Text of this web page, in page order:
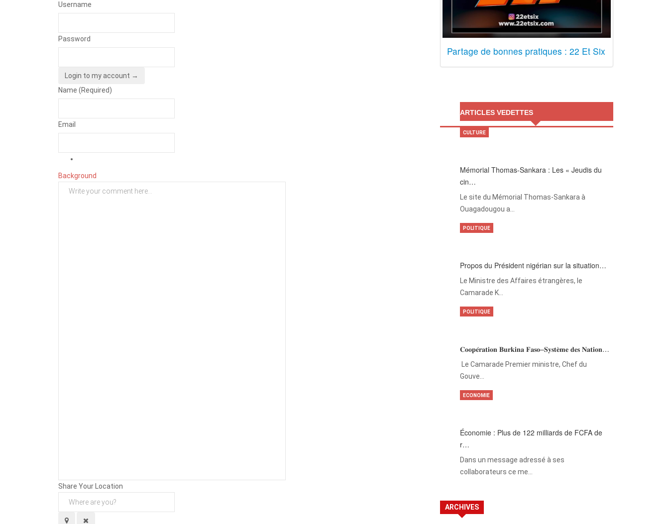
Username
Password
Login to my account →
Name (Required)
Email
Background
Share Your Location
Partage de bonnes pratiques : 22 Et Six
ARTICLES VEDETTES
Mémorial Thomas-Sankara : Les « Jeudis du
cin…
Le site du Mémorial Thomas-Sankara à
Ouagadougou a…
CULTURE
Propos du Président nigérian sur la situation…
Le Ministre des Affaires étrangères, le
Camarade K…
POLITIQUE
𝐂𝐨𝐨𝐩𝐞́𝐫𝐚𝐭𝐢𝐨𝐧 𝐁𝐮𝐫𝐤𝐢𝐧𝐚 𝐅𝐚𝐬𝐨–𝐒𝐲𝐬𝐭𝐞̀𝐦𝐞 𝐝𝐞𝐬 𝐍𝐚𝐭𝐢𝐨𝐧…
‎Le Camarade Premier ministre, Chef du
Gouve…
POLITIQUE
Économie : Plus de 122 milliards de FCFA de
r…
Dans un message adressé à ses
collaborateurs ce me…
ECONOMIE
ARCHIVES